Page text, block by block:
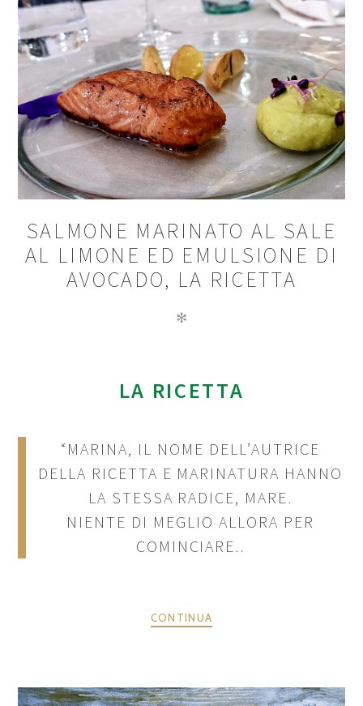
SALMONE MARINATO AL SALE
AL LIMONE ED EMULSIONE DI
AVOCADO, LA RICETTA
✻
LA RICETTA
“MARINA, IL NOME DELL’AUTRICE
DELLA RICETTA E MARINATURA HANNO
LA STESSA RADICE, MARE.
NIENTE DI MEGLIO ALLORA PER
COMINCIARE..
CONTINUA